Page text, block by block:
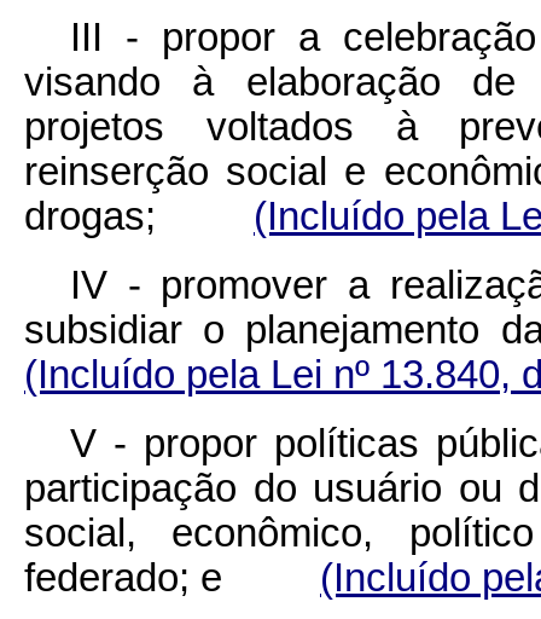
III - propor a
visando à elaboração de
projetos voltados à
reinserção social e
drogas; (Incluído pela
IV - promover a
subsidiar o
(Incluído pela Lei nº 13.840,
V - propor políticas
participação do usuário ou
social, econômico,
federado; e (Incluído